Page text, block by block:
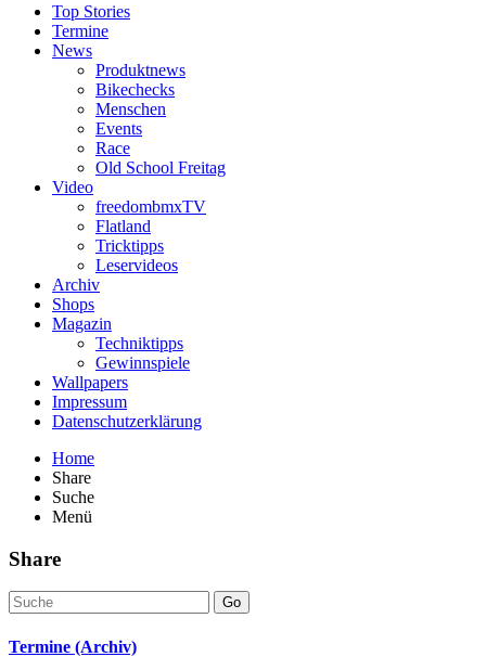
Top Stories
Termine
News
Produktnews
Bikechecks
Menschen
Events
Race
Old School Freitag
Video
freedombmxTV
Flatland
Tricktipps
Leservideos
Archiv
Shops
Magazin
Techniktipps
Gewinnspiele
Wallpapers
Impressum
Datenschutzerklärung
Home
Share
Suche
Menü
Share
Go
Termine (Archiv)